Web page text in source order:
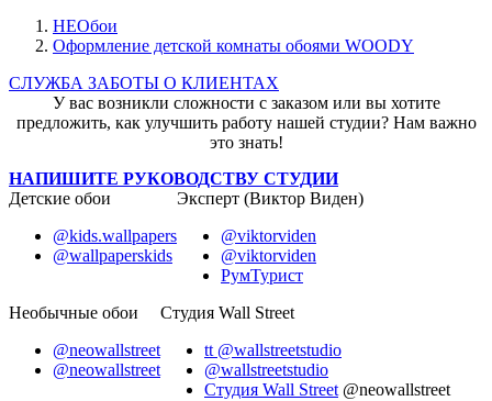
НЕОбои
Оформление детской комнаты обоями WOODY
СЛУЖБА ЗАБОТЫ О КЛИЕНТАХ
У вас возникли сложности с заказом или вы хотите
предложить, как улучшить работу нашей студии? Нам важно
это знать!
НАПИШИТЕ РУКОВОДСТВУ СТУДИИ
Детские обои
@kids.wallpapers
@wallpaperskids
Эксперт (Виктор Виден)
@viktorviden
@viktorviden
РумТурист
Необычные обои
@neowallstreet
@neowallstreet
Студия Wall Street
tt @wallstreetstudio
@wallstreetstudio
Студия Wall Street @neowallstreet